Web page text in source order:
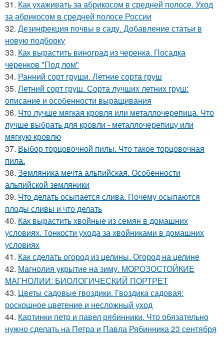
31. Как ухаживать за абрикосом в средней полосе. Уход
за абрикосом в средней полосе России
32. Дезинфекция почвы в саду. Добавление статьи в
новую подборку
33. Как вырастить виноград из черенка. Посадка
черенков "Под лом"
34. Ранний сорт груши. Летние сорта груш
35. Летний сорт груш. Сорта лучших летних груш:
описание и особенности выращивания
36. Что лучше мягкая кровля или металлочерепица. Что
лучше выбрать для кровли - металлочерепицу или
мягкую кровлю
37. Выбор торцовочной пилы. Что такое торцовочная
пила.
38. Земляника мечта альпийская. Особенности
альпийской земляники
39. Что делать осыпается слива. Почему осыпаются
плоды сливы и что делать
40. Как вырастить хвойные из семян в домашних
условиях. Тонкости ухода за хвойниками в домашних
условиях
41. Как сделать огород из целины. Огород на целине
42. Магнолия укрытие на зиму. МОРОЗОСТОЙКИЕ
МАГНОЛИИ: БИОЛОГИЧЕСКИЙ ПОРТРЕТ
43. Цветы садовые гвоздики. Гвоздика садовая:
роскошное цветение и несложный уход
44. Картинки петр и павел рябинники. Что обязательно
нужно сделать на Петра и Павла Рябинника 23 сентября